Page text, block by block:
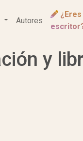
Autores
¿Eres
y